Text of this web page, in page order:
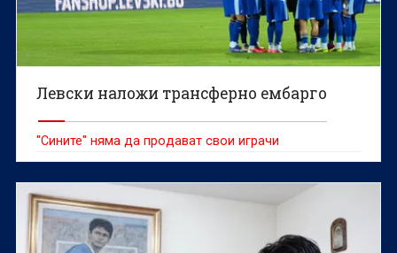
Левски наложи трансферно ембарго
"Сините" няма да продават свои играчи